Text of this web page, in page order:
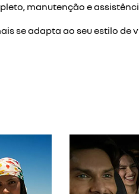
manutenção e
se adapta ao seu estilo de